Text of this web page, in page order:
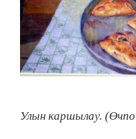
Улын каршылау.